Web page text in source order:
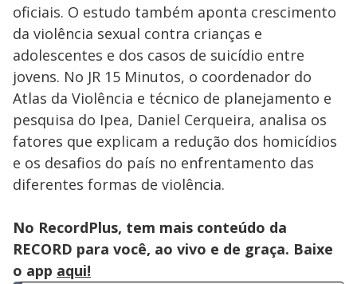
oficiais. O estudo também aponta crescimento
da violência sexual contra crianças e
adolescentes e dos casos de suicídio entre
jovens. No JR 15 Minutos, o coordenador do
Atlas da Violência e técnico de planejamento e
pesquisa do Ipea, Daniel Cerqueira, analisa os
fatores que explicam a redução dos homicídios
e os desafios do país no enfrentamento das
diferentes formas de violência.
No RecordPlus, tem mais conteúdo da
RECORD para você, ao vivo e de graça. Baixe
o app aqui!